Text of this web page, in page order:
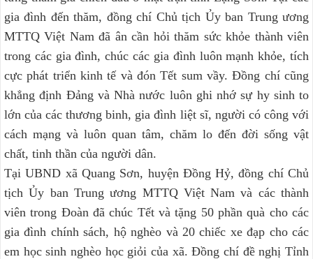
gia đình đến thăm, đồng chí Chủ tịch Ủy ban Trung ương
MTTQ Việt Nam đã ân cần hỏi thăm sức khỏe thành viên
trong các gia đình, chúc các gia đình luôn mạnh khỏe, tích
cực phát triển kinh tế và đón Tết sum vầy. Đồng chí cũng
khẳng định Đảng và Nhà nước luôn ghi nhớ sự hy sinh to
lớn của các thương binh, gia đình liệt sĩ, người có công với
cách mạng và luôn quan tâm, chăm lo đến đời sống vật
chất, tinh thần của người dân.
Tại UBND xã Quang Sơn, huyện Đồng Hỷ, đồng chí Chủ
tịch Ủy ban Trung ương MTTQ Việt Nam và các thành
viên trong Đoàn đã chúc Tết và tặng 50 phần quà cho các
gia đình chính sách, hộ nghèo và 20 chiếc xe đạp cho các
em học sinh nghèo học giỏi của xã. Đồng chí đề nghị Tỉnh